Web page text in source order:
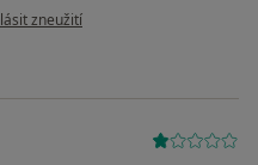
názoru uživatele M.Š.
zneužití